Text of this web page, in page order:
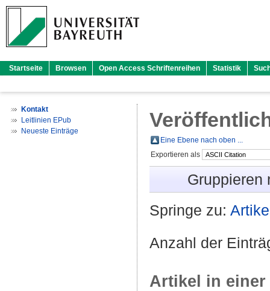
Startseite Browsen Open Access Schriftenreihen Statistik
Kontakt
Leitlinien EPub
Neueste Einträge
Eine Ebene nach oben ...
Exportieren als
Gruppieren
Springe zu:
Anzahl der
Artikel in